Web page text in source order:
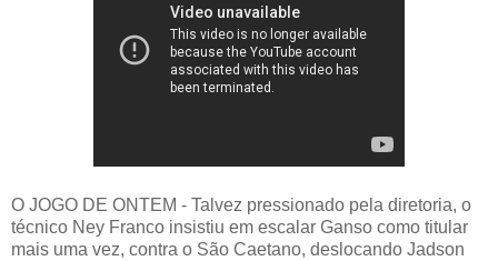
O JOGO DE ONTEM - Talvez pressionado pela diretoria, o
técnico Ney Franco insistiu em escalar Ganso como titular
mais uma vez, contra o São Caetano, deslocando Jadson